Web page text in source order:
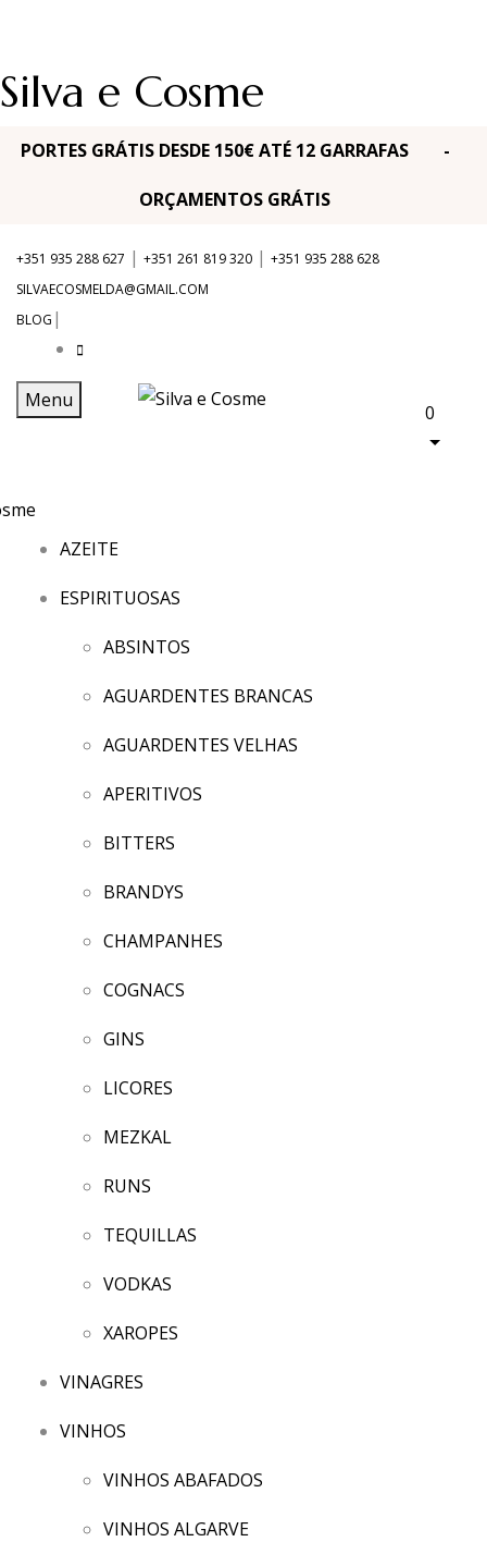
Silva e Cosme
PORTES GRÁTIS DESDE 150€ ATÉ 12 GARRAFAS -
ORÇAMENTOS GRÁTIS
+351 935 288 627 | +351 261 819 320 | +351 935 288 628
SILVAECOSMELDA@GMAIL.COM
BLOG |
Menu
0
AZEITE
ESPIRITUOSAS
ABSINTOS
AGUARDENTES BRANCAS
AGUARDENTES VELHAS
APERITIVOS
BITTERS
BRANDYS
CHAMPANHES
COGNACS
GINS
LICORES
MEZKAL
RUNS
TEQUILLAS
VODKAS
XAROPES
VINAGRES
VINHOS
VINHOS ABAFADOS
VINHOS ALGARVE